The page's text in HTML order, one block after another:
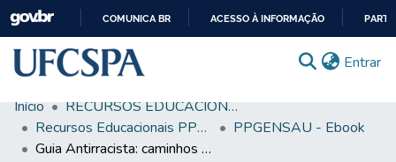
CONTEÚDO
COMUNICA BR ACESSO À INFORMAÇÃO
Entrar
Comunidades & Coleções
Busca Facetada
Início
RECURSOS EDUCACIONAIS
Recursos Educacionais PPGENSAU
PPGENSAU - Ebook
Guia Antirracista: caminhos para o Letramento Racial na UFCSPA